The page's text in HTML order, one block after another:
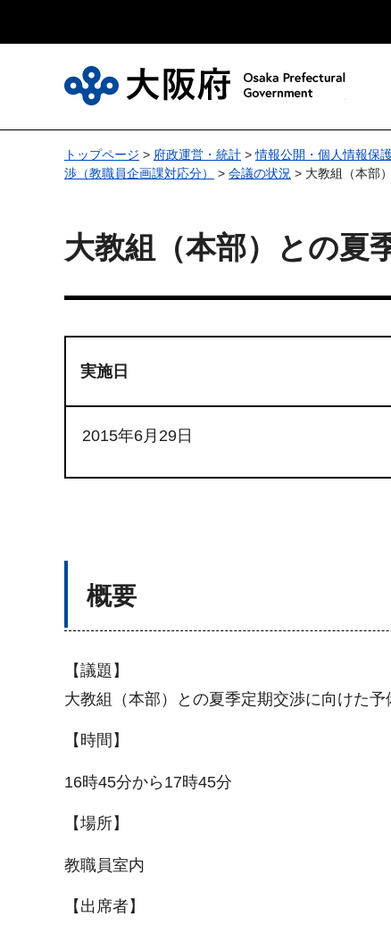
トップページ > 府政運営・統計 >情報公開・個人情報保
渉（教職員企画課対応分）
> 会議の状況 > 大教組（本部
大教組（本部）との夏
実施日
2015年6月29日
概要
【議題】
大教組（本部）との夏季定期交渉に向けた予
【時間】
16時45分から17時45分
【場所】
教職員室内
【出席者】